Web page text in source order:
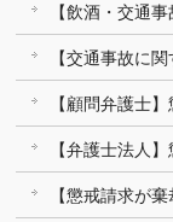
【飲酒・交通
【交通事故に
【顧問弁護士
【弁護士法人
【懲戒請求が